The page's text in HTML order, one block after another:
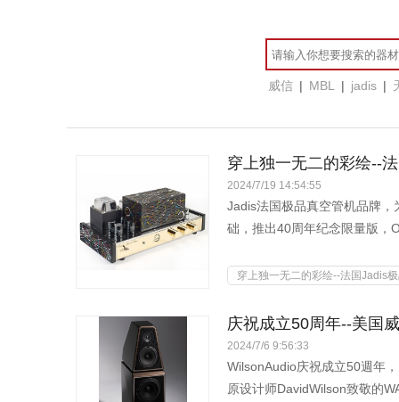
威信 | MBL | jadis |
穿上独一无二的彩绘--
2024/7/19 14:54:55
Jadis法国极品真空管机品牌
础，推出40周年纪念限量版，
穿上独一无二的彩绘--法国Jadis
庆祝成立50周年--美国
2024/7/6 9:56:33
WilsonAudio庆祝成立50週年
原设计师DavidWilson致敬的